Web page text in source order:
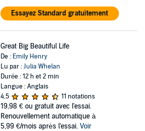
Essayez Standard gratuitement
Great Big Beautiful Life
De : Emily Henry
Lu par :Julia Whelan
Durée : 12 h et 2 min
Langue : Anglais
4,5
11 notations
19,98 € ou gratuit avec l'essai.
Renouvellement automatique à
5,99 €/mois après l'essai. Voir